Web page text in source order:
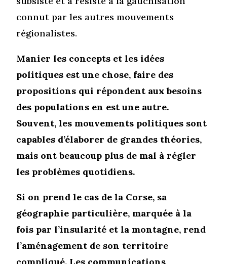
connut par les autres mouvements
régionalistes.
Manier les concepts et les idées
politiques est une chose, faire des
propositions qui répondent aux besoins
des populations en est une autre.
Souvent, les mouvements politiques sont
capables d’élaborer de grandes théories,
mais ont beaucoup plus de mal à régler
les problèmes quotidiens.
Si on prend le cas de la Corse, sa
géographie particulière, marquée à la
fois par l’insularité et la montagne, rend
l’aménagement de son territoire